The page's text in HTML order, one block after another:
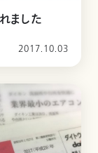
ました
2017.10.03